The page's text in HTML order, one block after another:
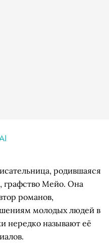
родившаяся
графство Мейо. Она
романов,
молодых людей в
нередко называют её